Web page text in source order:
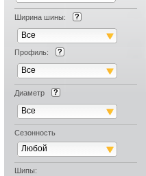
Ширина шины:
Все
Профиль:
Все
Диаметр
Все
Сезонность
Любой
Шипы: